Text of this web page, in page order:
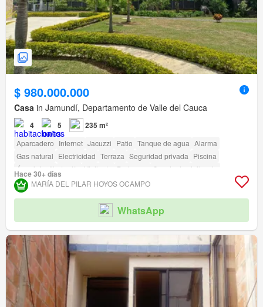
$ 980.000.000
Casa in Jamundí, Departamento de Valle del Cauca
4 5 235 m²
Aparcadero Internet Jacuzzi Patio Tanque de agua Alarma
Gas natural Electricidad Terraza Seguridad privada Piscina
Área infantil
Jardín Vigilante Barbecue
Caseta de vigilancia
Acceso para personas con discapacidad
Hace 30+ días
MARÍA DEL PILAR HOYOS OCAMPO
WhatsApp